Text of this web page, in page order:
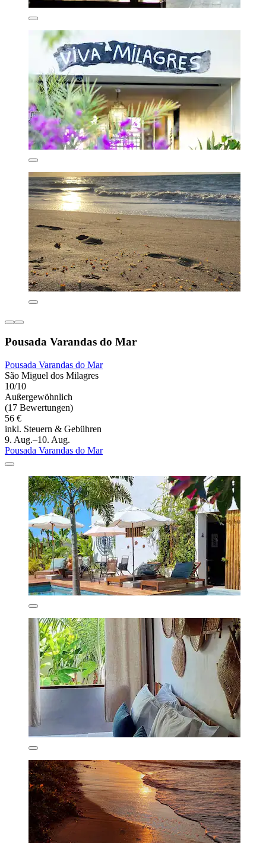
Pousada Varandas do Mar
Pousada Varandas do Mar
São Miguel dos Milagres
10/10
Außergewöhnlich
(17 Bewertungen)
56 €
inkl. Steuern & Gebühren
9. Aug.–10. Aug.
Pousada Varandas do Mar